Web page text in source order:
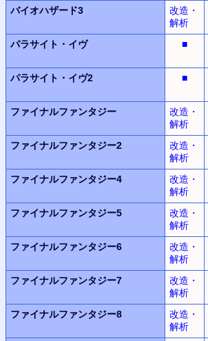
バイオハザード3
改造・
解析
パラサイト・イヴ
■
パラサイト・イヴ2
■
ファイナルファンタジー
改造・
解析
ファイナルファンタジー2
改造・
解析
ファイナルファンタジー4
改造・
解析
ファイナルファンタジー5
改造・
解析
ファイナルファンタジー6
改造・
解析
ファイナルファンタジー7
改造・
解析
ファイナルファンタジー8
改造・
解析